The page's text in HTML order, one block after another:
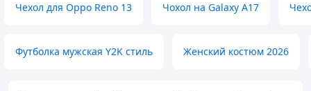
Чехол для Oppo Reno 13 Чохол на Galaxy A17
Футболка мужская Y2K стиль Женский костюм 2026